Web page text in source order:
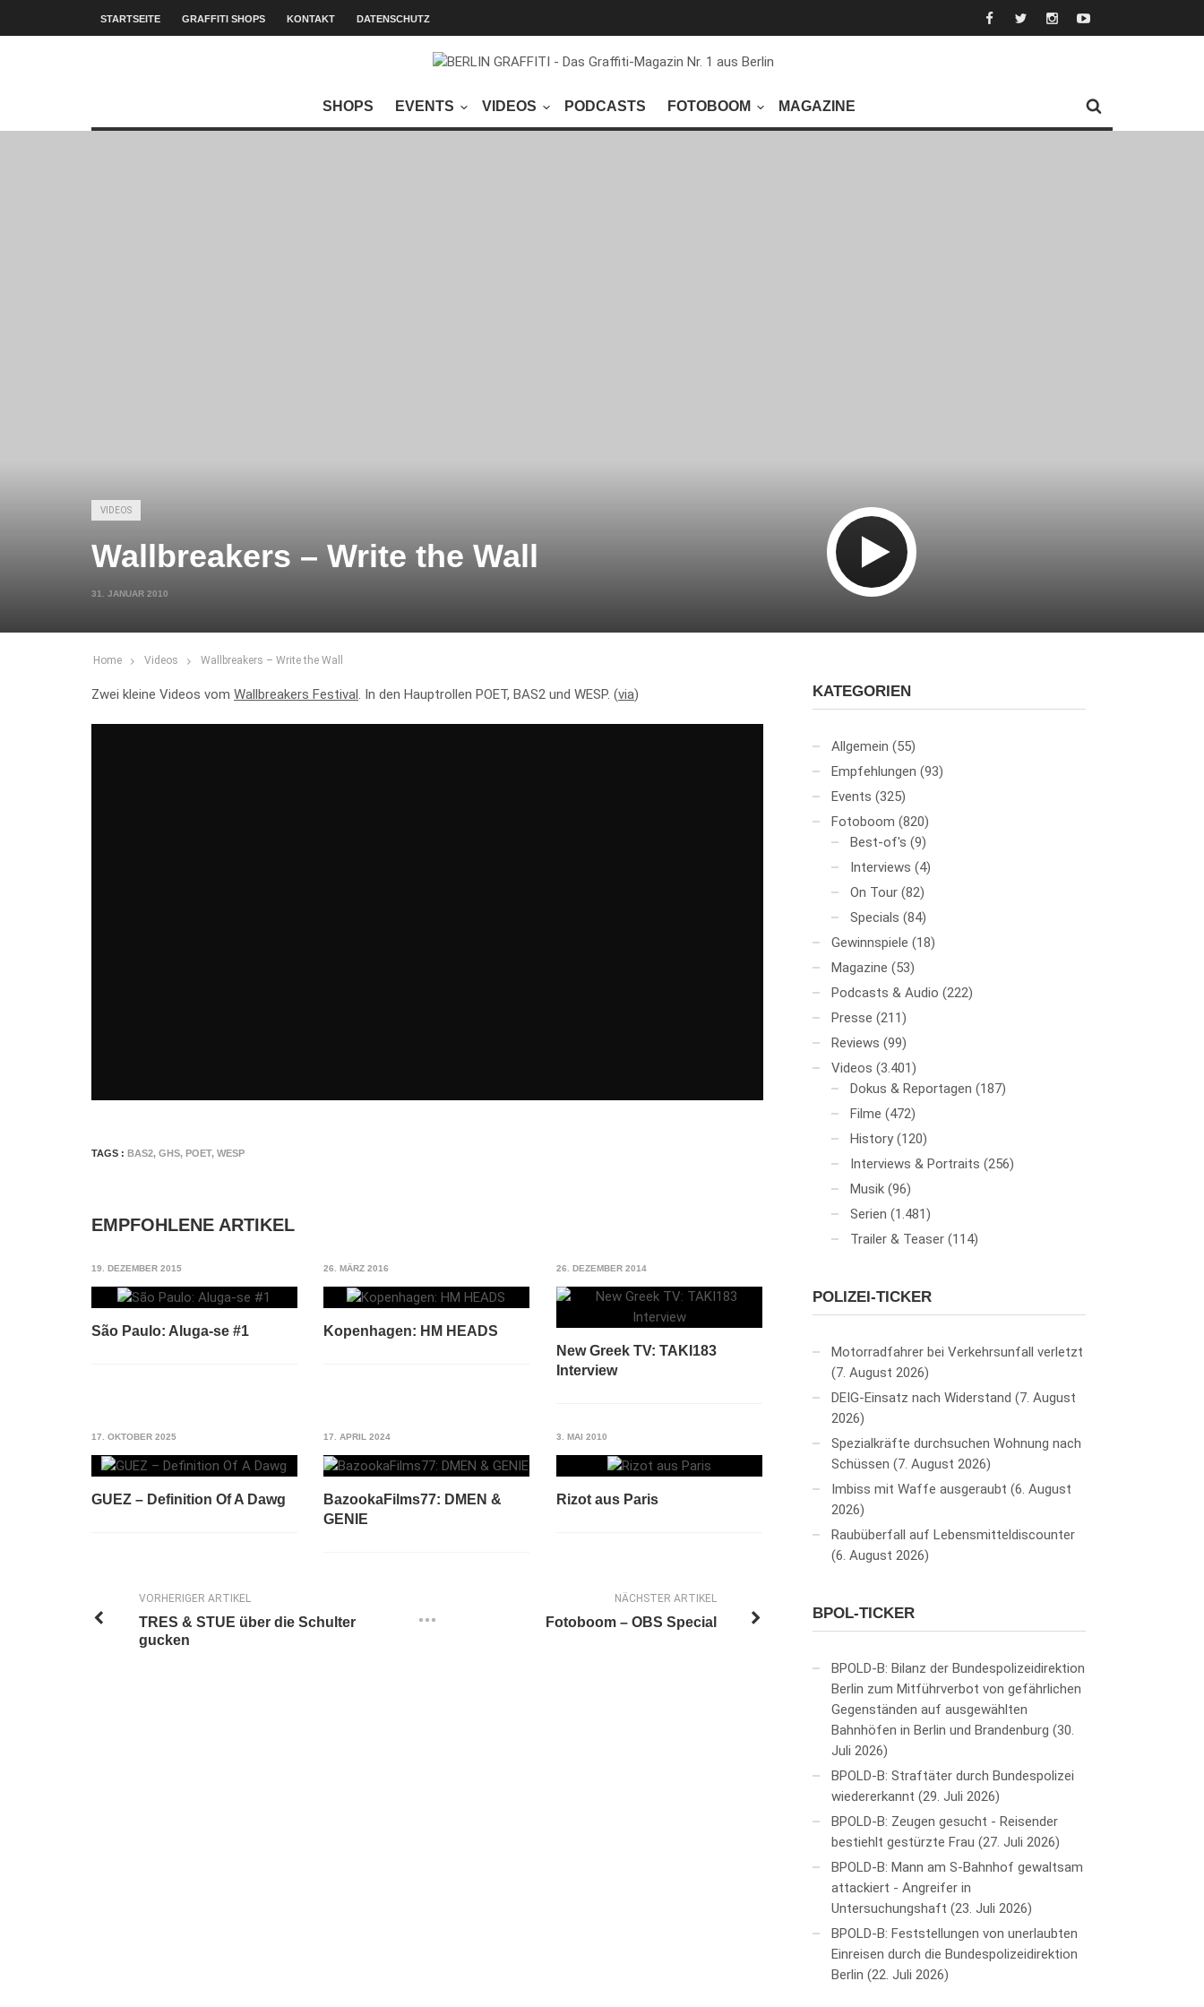
STARTSEITE GRAFFITI SHOPS KONTAKT DATENSCHUTZ
SHOPS EVENTS VIDEOS PODCASTS FOTOBOOM MAGAZINE
VIDEOS
Wallbreakers – Write the Wall
31. JANUAR 2010
Home Videos Wallbreakers – Write the Wall
Zwei kleine Videos vom Wallbreakers Festival. In den Hauptrollen POET, BAS2 und WESP. (via)
TAGS : BAS2, GHS, POET, WESP
EMPFOHLENE ARTIKEL
19. DEZEMBER 2015
São Paulo: Aluga-se #1
26. MÄRZ 2016
Kopenhagen: HM HEADS
26. DEZEMBER 2014
New Greek TV: TAKI183
Interview
17. OKTOBER 2025
GUEZ – Definition Of A Dawg
17. APRIL 2024
BazookaFilms77: DMEN &
GENIE
3. MAI 2010
Rizot aus Paris
NÄCHSTER ARTIKEL
Fotoboom – OBS Special
VORHERIGER ARTIKEL
TRES & STUE über die Schulter
gucken
KATEGORIEN
Allgemein (55)
Empfehlungen (93)
Events (325)
Fotoboom (820)
Best-of's (9)
Interviews (4)
On Tour (82)
Specials (84)
Gewinnspiele (18)
Magazine (53)
Podcasts & Audio (222)
Presse (211)
Reviews (99)
Videos (3.401)
Dokus & Reportagen (187)
Filme (472)
History (120)
Interviews & Portraits (256)
Musik (96)
Serien (1.481)
Trailer & Teaser (114)
POLIZEI-TICKER
Motorradfahrer bei Verkehrsunfall verletzt
7. August 2026
DEIG-Einsatz nach Widerstand
7. August
2026
Spezialkräfte durchsuchen Wohnung nach
Schüssen
7. August 2026
Imbiss mit Waffe ausgeraubt 6. August
2026
Raubüberfall auf Lebensmitteldiscounter
6. August 2026
BPOL-TICKER
BPOLD-B: Bilanz der Bundespolizeidirektion
Berlin zum Mitführverbot von gefährlichen
Gegenständen auf ausgewählten
Bahnhöfen in Berlin und Brandenburg 30.
Juli 2026
BPOLD-B: Straftäter durch Bundespolizei
wiedererkannt 29. Juli 2026
BPOLD-B: Zeugen gesucht - Reisender
bestiehlt gestürzte Frau 27. Juli 2026
BPOLD-B: Mann am S-Bahnhof gewaltsam
attackiert - Angreifer in
Untersuchungshaft 23. Juli 2026
BPOLD-B: Feststellungen von unerlaubten
Einreisen durch die Bundespolizeidirektion
Berlin 22. Juli 2026